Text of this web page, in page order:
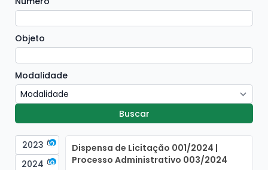
Objeto
Modalidade
2023 2
2024 9
Dispensa de Licitação 001/2024 |
Processo Administrativo 003/2024